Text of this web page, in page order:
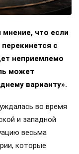
что если
с
неприемлемо
может
варианту».
во время
и западной
весьма
которые